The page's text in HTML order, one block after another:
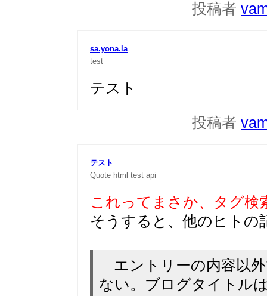
投稿者
sa.yona.la
test
テスト
投稿者
テスト
Quote html test api
これってまさか、タグ検
そうすると、他のヒトの
エントリーの内容以
ない。ブログタイトル